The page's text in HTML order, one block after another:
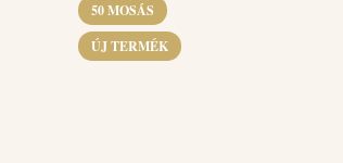
50 MOSÁS
ÚJ TERMÉK